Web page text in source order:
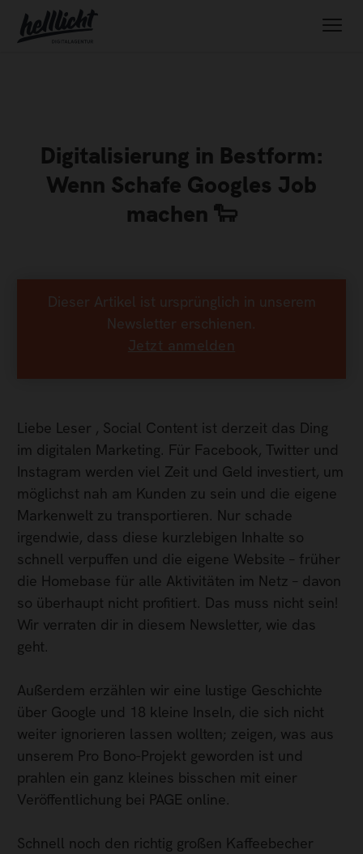
Digitalisierung in Bestform:
Wenn Schafe Googles Job
machen 🐑
Dieser Artikel ist ursprünglich in unserem
Newsletter erschienen.
Jetzt anmelden
Liebe Leser , Social Content ist derzeit das Ding
im digitalen Marketing. Für Facebook, Twitter und
Instagram werden viel Zeit und Geld investiert, um
möglichst nah am Kunden zu sein und die eigene
Markenwelt zu transportieren. Nur schade
irgendwie, dass diese kurzlebigen Inhalte so
schnell verpuffen und die eigene Website – früher
die Homebase für alle Aktivitäten im Netz – davon
so überhaupt nicht profitiert. Das muss nicht sein!
Wir verraten dir in diesem Newsletter, wie das
geht.
Außerdem erzählen wir eine lustige Geschichte
über Google und 18 kleine Inseln, die sich nicht
weiter ignorieren lassen wollten; zeigen, was aus
unserem Pro Bono-Projekt geworden ist und
prahlen ein ganz kleines bisschen mit einer
Veröffentlichung bei PAGE online.
Schnell noch den richtig großen Kaffeebecher